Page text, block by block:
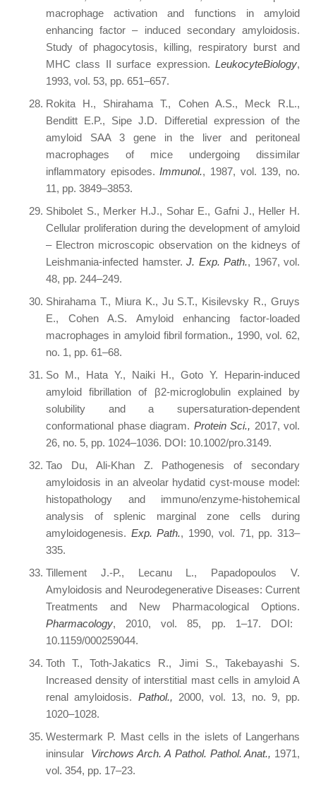
macrophage activation and functions in amyloid
enhancing factor – induced secondary amyloidosis.
Study of phagocytosis, killing, respiratory burst and
MHC class II surface expression. LeukocyteBiology,
1993, vol. 53, pp. 651–657.
Rokita H., Shirahama T., Cohen A.S., Meck R.L.,
Benditt E.P., Sipe J.D. Differetial expression of the
amyloid SAA 3 gene in the liver and peritoneal
macrophages of mice undergoing dissimilar
inflammatory episodes. Immunol., 1987, vol. 139, no.
11, pp. 3849–3853.
Shibolet S., Merker H.J., Sohar E., Gafni J., Heller H.
Cellular proliferation during the development of amyloid
– Electron microscopic observation on the kidneys of
Leishmania-infected hamster. J. Exp. Path., 1967, vol.
48, pp. 244–249.
Shirahama T., Miura K., Ju S.T., Kisilevsky R., Gruys
E., Cohen A.S. Amyloid enhancing factor-loaded
macrophages in amyloid fibril formation., 1990, vol. 62,
no. 1, pp. 61–68.
So M., Hata Y., Naiki H., Goto Y. Heparin-induced
amyloid fibrillation of β2‑microglobulin explained by
solubility and a supersaturation-dependent
conformational phase diagram. Protein Sci., 2017, vol.
26, no. 5, pp. 1024–1036. DOI: 10.1002/pro.3149.
Tao Du, Ali-Khan Z. Pathogenesis of secondary
amyloidosis in an alveolar hydatid cyst-mouse model:
histopathology and immuno/enzyme-histohemical
analysis of splenic marginal zone cells during
amyloidogenesis. Exp. Path., 1990, vol. 71, pp. 313–
335.
Tillement J.-P., Lecanu L., Papadopoulos V.
Amyloidosis and Neurodegenerative Diseases: Current
Treatments and New Pharmacological Options.
Pharmacology, 2010, vol. 85, pp. 1–17. DOI:
10.1159/000259044.
Toth T., Toth-Jakatics R., Jimi S., Takebayashi S.
Increased density of interstitial mast cells in amyloid A
renal amyloidosis. Pathol., 2000, vol. 13, no. 9, pp.
1020–1028.
Westermark P. Mast cells in the islets of Langerhans
ininsular Virchows Arch. A Pathol. Pathol. Anat., 1971,
vol. 354, pp. 17–23.